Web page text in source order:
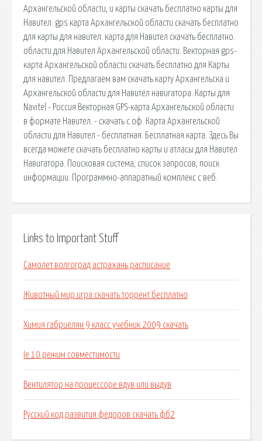
Архангельской области, и карты скачать бесплатно карты для
Навител. gps карта Архангельской области скачать бесплатно
для карты для навител. карта для Навител скачать бесплатно.
области для Навител Архангельской области. Векторная gps-
карта Архангельской области скачать бесплатно для Карты
для навител. Предлагаем вам скачать карту Архангельска и
Архангельской области для Навител навигатора. Карты для
Navitel - Россия Векторная GPS-карта Архангельской области
в формате Навител. - скачать с оф. Карта Архангельской
области для Навител - бесплатная. Бесплатная карта. Здесь Вы
всегда можете скачать бесплатно карты и атласы для Навител
Навигатора. Поисковая сиcтема, список запросов, поиск
информации. Программно-аппаратный комплекс с веб.
Links to Important Stuff
Самолет волгоград астрахань расписание
Животный мир игра скачать торрент бесплатно
Химия габриелян 9 класс учебник 2009 скачать
Ie 10 режим совместимости
Вентилятор на процессоре вдув или выдув
Русский код развития федоров скачать фб2